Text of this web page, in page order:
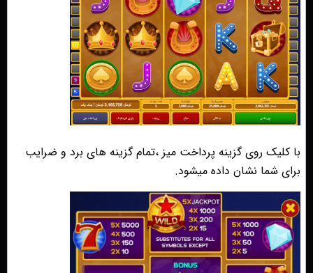
با کلیک روی گزینه پرداخت میز ،تمام گزینه های برد و ضرایب
برای شما نشان داده میشود.